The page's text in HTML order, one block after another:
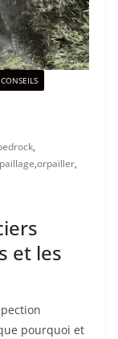
,
,orpailler,
et les
pourquoi et